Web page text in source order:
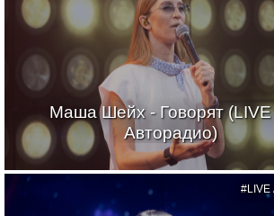
Маша Шейх - Говорят (LIVE
Авторадио)
#LIVE